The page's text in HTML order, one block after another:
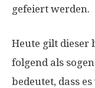
gefeiert werden.
Heute gilt dieser
folgend als
bedeutet, dass